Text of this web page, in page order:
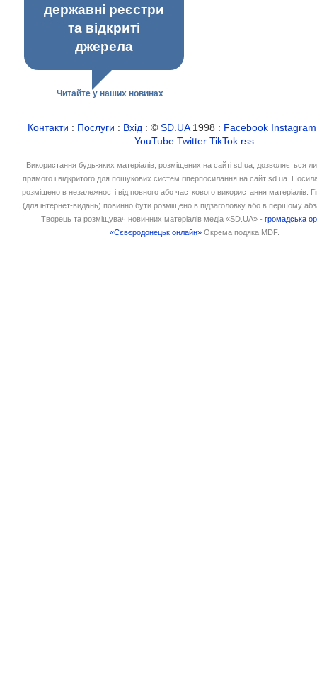
державні реєстри
та відкриті
джерела
Читайте у наших новинах
Контакти : Послуги : Вхід : ©SD.UA1998 : Facebook Instagram
YouTube Twitter TikTok rss
Використання будь-яких матеріалів, розміщених на сайті sd.ua, дозволяється
прямого і відкритого для пошукових систем гіперпосилання на сайт sd.ua.
розміщено в незалежності від повного або часткового використання матеріалів.
(для інтернет-видань) повинно бути розміщено в підзаголовку або в першому
Творець та розміщувач новинних матеріалів медіа «SD.UA» -громадська
«Сєвєродонецьк онлайн» Окрема подяка MDF.